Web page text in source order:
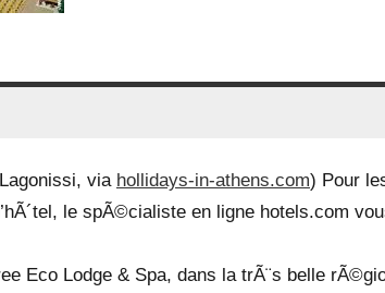
via hollidays-in-athens.com) Pour
le spÃ©cialiste en ligne hotels.com
Eco Lodge & Spa, dans la trÃ¨s belle